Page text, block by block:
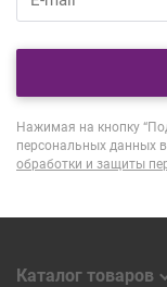
Нажимая на кнопку
персональных данных
обработки и защиты
Каталог товаров